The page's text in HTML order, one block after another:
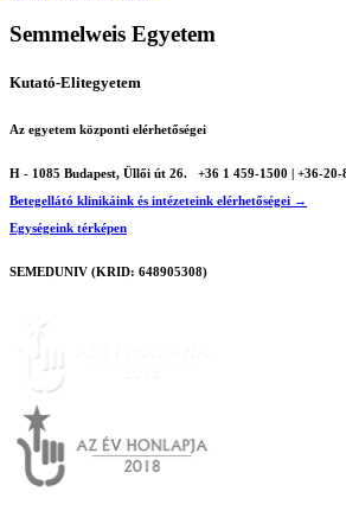
Semmelweis Egyetem
Kutató-Elitegyetem
Az egyetem központi elérhetőségei
H - 1085 Budapest, Üllői út 26.
+36 1 459-1500 | +36-20-
Betegellátó klinikáink és intézeteink elérhetőségei →
Egységeink térképen
SEMEDUNIV (KRID: 648905308)